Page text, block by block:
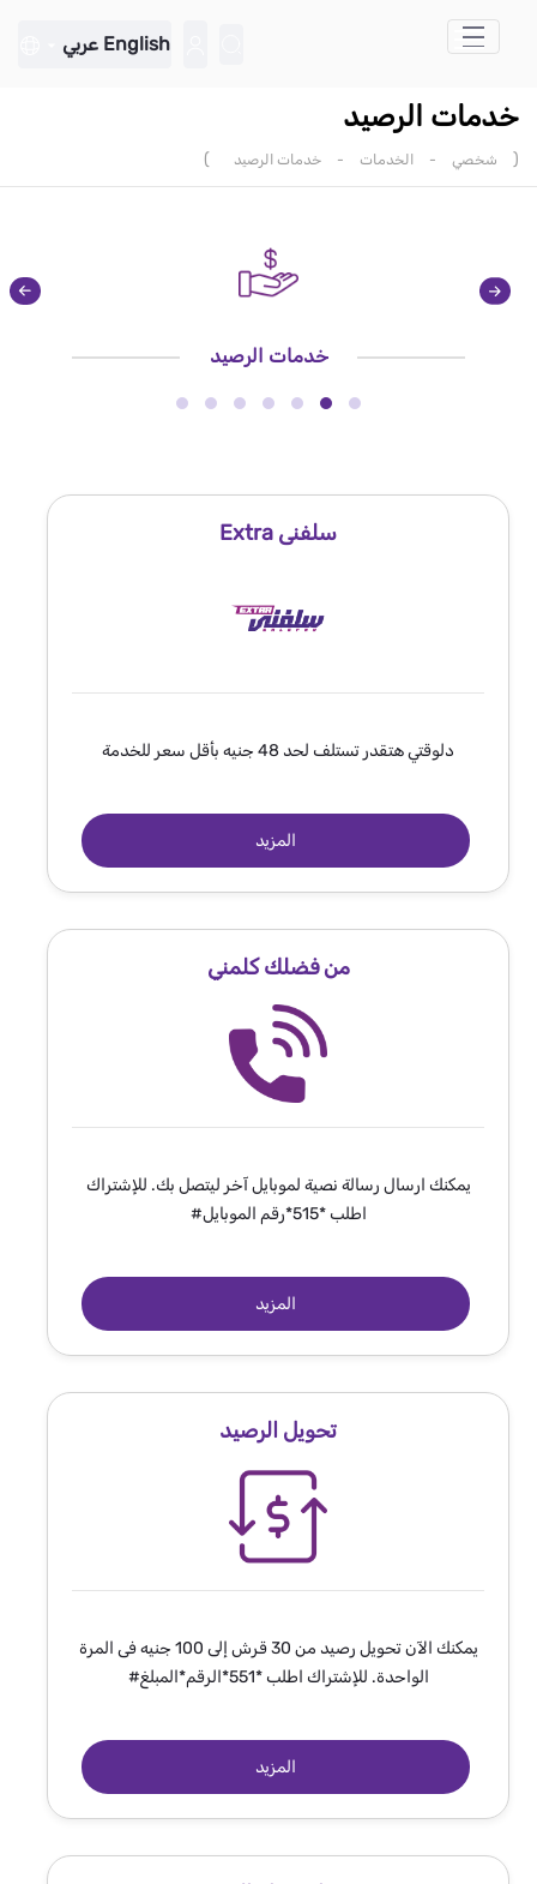
تخطي إلى المحتوى الرئيسي
English عربي
خدمات الرصيد
( شخصي - الخدمات - خدمات الرصيد )
خدمات الرصيد
سلفنى Extra
دلوقتي هتقدر تستلف لحد 48 جنيه بأقل سعر للخدمة
المزيد
من فضلك كلمني
يمكنك ارسال رسالة نصية لموبايل آخر ليتصل بك. للإشتراك
اطلب *515*رقم الموبايل#
المزيد
تحويل الرصيد
يمكنك الآن تحويل رصيد من 30 قرش إلى 100 جنيه فى المرة
الواحدة. للإشتراك اطلب *551*الرقم*المبلغ#
المزيد